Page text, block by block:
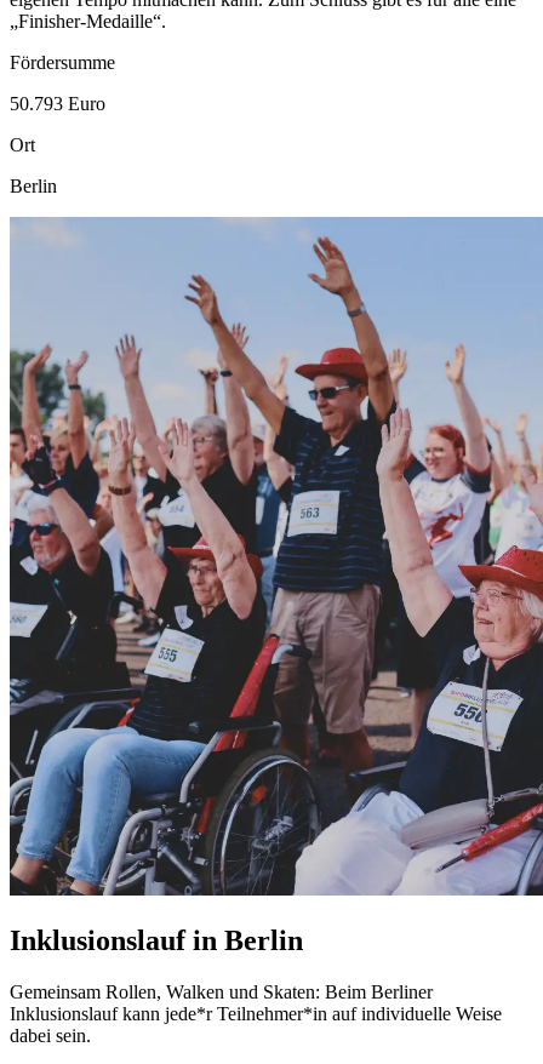
„Finisher-Medaille“.
Fördersumme
50.793 Euro
Ort
Berlin
Inklusionslauf in Berlin
Gemeinsam Rollen, Walken und Skaten: Beim Berliner
Inklusionslauf kann jede*r Teilnehmer*in auf individuelle Weise
dabei sein.